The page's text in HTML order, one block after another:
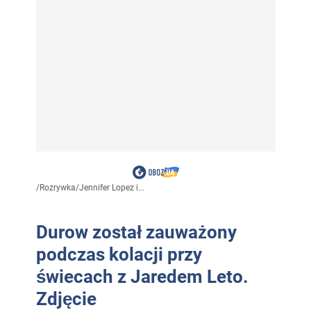
/Rozrywka/Jennifer Lopez i...
Durow został zauważony
podczas kolacji przy
świecach z Jaredem Leto.
Zdjęcie